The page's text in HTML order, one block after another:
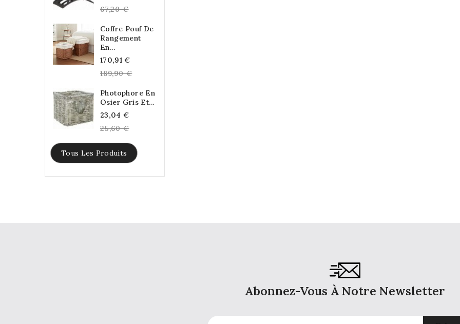
price
67,20 €
Coffre Pouf De
Rangement
En...
170,91 €
price
189,90 €
Photophore En
Osier Gris Et...
23,04 €
price
25,60 €
Tous Les Produits
Abonnez-Vous À Notre Newsletter